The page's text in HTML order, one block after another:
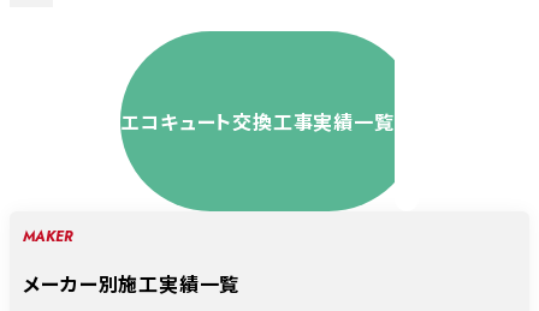
エコキュート交換工事実績一覧
MAKER
メーカー別施工実績一覧